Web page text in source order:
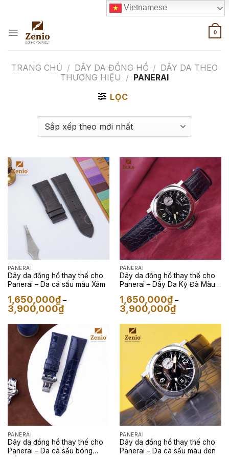
content
0
TRANG CHỦ / DÂY DA ĐỒNG HỒ / DÂY DA THEO
THƯƠNG HIỆU / PANERAI
LỌC
PANERAI
Dây da đồng hồ thay thế cho
Panerai – Da cá sấu màu Xám
1,650,000₫ –
3,900,000₫Khoảng
giá:
1,650,000₫
đến
3,900,000₫
PANERAI
Dây da đồng hồ thay thế cho
Panerai – Dây Da Kỳ Đà Màu
1,650,000₫ –
3,900,000₫Khoảng
giá:
3,900,000₫
PANERAI
Dây da đồng hồ thay thế cho
Panerai – Da cá sấu bóng
PANERAI
Dây da đồng hồ thay thế cho
Panerai – Da cá sấu màu đen
Vietnamese